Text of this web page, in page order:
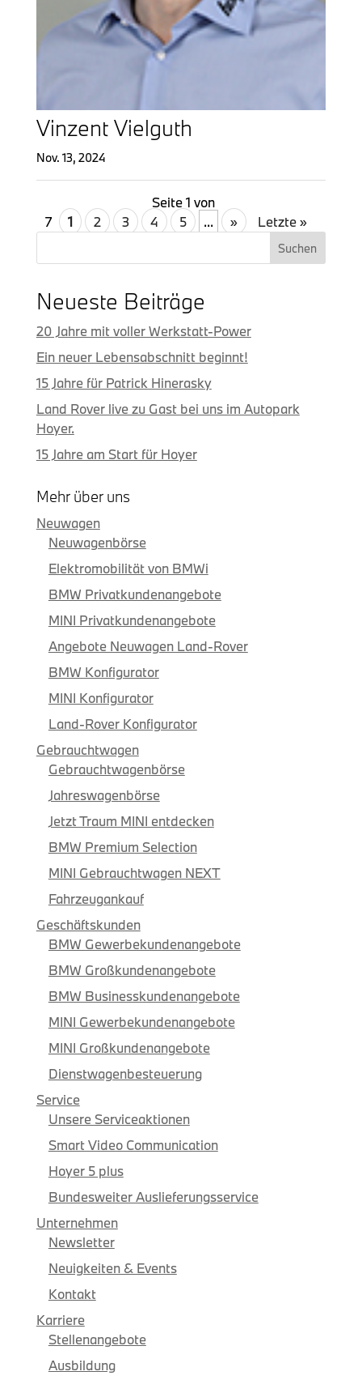
Vinzent Vielguth
Nov. 13, 2024
Seite 1 von
7
1 2 3 4 5 ... » Letzte »
Suchen
Neueste Beiträge
20 Jahre mit voller Werkstatt-Power
Ein neuer Lebensabschnitt beginnt!
15 Jahre für Patrick Hinerasky
Land Rover live zu Gast bei uns im Autopark
Hoyer.
15 Jahre am Start für Hoyer
Mehr über uns
Neuwagen
Neuwagenbörse
Elektromobilität von BMWi
BMW Privatkundenangebote
MINI Privatkundenangebote
Angebote Neuwagen Land-Rover
BMW Konfigurator
MINI Konfigurator
Land-Rover Konfigurator
Gebrauchtwagen
Gebrauchtwagenbörse
Jahreswagenbörse
Jetzt Traum MINI entdecken
BMW Premium Selection
MINI Gebrauchtwagen NEXT
Fahrzeugankauf
Geschäftskunden
BMW Gewerbekundenangebote
BMW Großkundenangebote
BMW Businesskundenangebote
MINI Gewerbekundenangebote
MINI Großkundenangebote
Dienstwagenbesteuerung
Service
Unsere Serviceaktionen
Smart Video Communication
Hoyer 5 plus
Bundesweiter Auslieferungsservice
Unternehmen
Newsletter
Neuigkeiten & Events
Kontakt
Karriere
Stellenangebote
Ausbildung